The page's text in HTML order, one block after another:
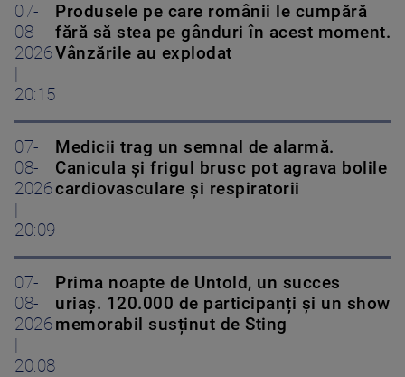
07-
08-
2026
|
20:15
Produsele pe care românii le cumpără
fără să stea pe gânduri în acest moment.
Vânzările au explodat
07-
08-
2026
|
20:09
Medicii trag un semnal de alarmă.
Canicula și frigul brusc pot agrava bolile
cardiovasculare și respiratorii
07-
08-
2026
|
20:08
Prima noapte de Untold, un succes
uriaș. 120.000 de participanți și un show
memorabil susținut de Sting